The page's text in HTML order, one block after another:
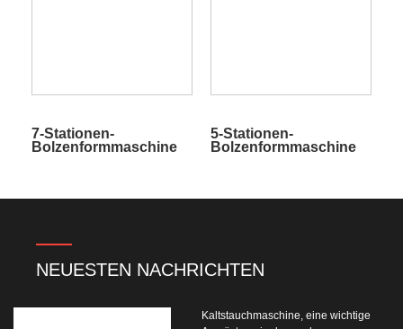
7-Stationen-
Bolzenformmaschine
5-Stationen-
Bolzenformmaschine
NEUESTEN NACHRICHTEN
Kaltstauchmaschine, eine wichtige